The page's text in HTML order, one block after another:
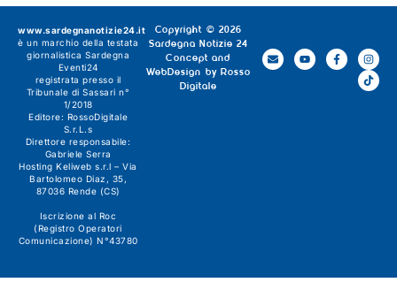
Copyright © 2026
Sardegna Notizie 24
Concept and
WebDesign by Rosso
Digitale
www.sardegnanotizie24.it
è un marchio della testata
giornalistica Sardegna
Eventi24
registrata presso il
Tribunale di Sassari n°
1/2018
Editore: RossoDigitale
S.r.L.s
Direttore responsabile:
Gabriele Serra
Hosting Keliweb s.r.l – Via
Bartolomeo Diaz, 35,
87036 Rende (CS)
Iscrizione al Roc
(Registro Operatori
Comunicazione) N°43780